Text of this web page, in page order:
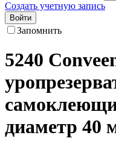
Создать учетную запись
Войти
Запомнить
5240
диаметр 40